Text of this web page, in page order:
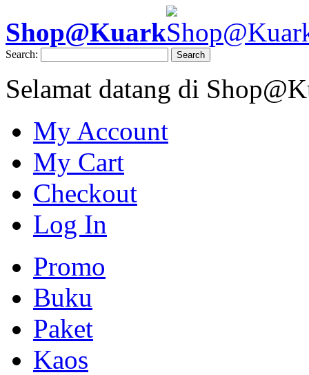
Shop@Kuark
Search: Search
Selamat datang di
My Account
My Cart
Checkout
Log In
Promo
Buku
Paket
Kaos